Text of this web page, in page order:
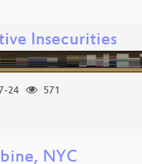
Insecurities
24
571
NYC